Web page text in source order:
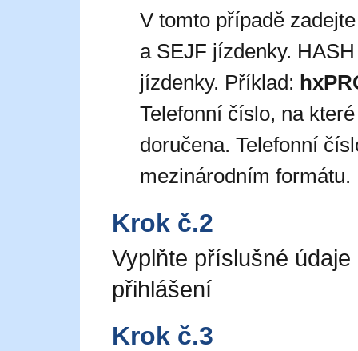
V tomto případě
a SEJF jízdenky.
jízdenky. Příklad:
Telefonní číslo, na
doručena. Telefonní
mezinárodním
Krok č.2
Vyplňte příslušné
přihlášení
Krok č.3